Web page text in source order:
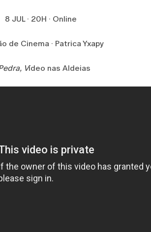
8 JUL · 20H · Online
de Cinema · Patrica Yxapy
Vídeo nas Aldeias